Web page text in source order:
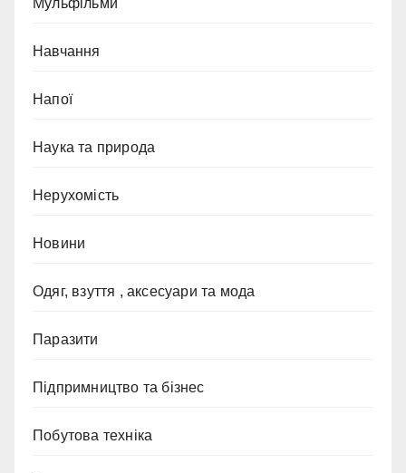
Навчання
Напої
Наука та природа
Нерухомість
Новини
Одяг, взуття , аксесуари та мода
Паразити
Підпримництво та бізнес
Побутова техніка